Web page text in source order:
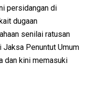
persidangan di
dugaan
senilai ratusan
Jaksa Penuntut Umum
dan kini memasuki